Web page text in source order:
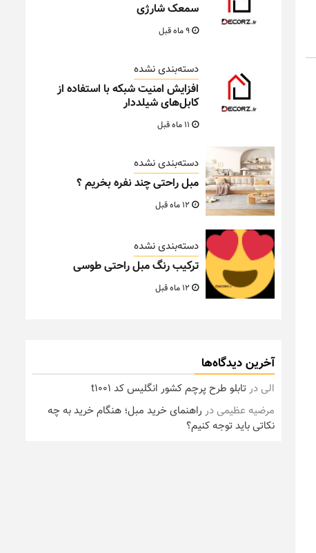
سمعک شارژی
دسته‌بندی نشده
افزایش امنیت شبکه با استفاده از
کابل‌های شیلددار
دسته‌بندی نشده
مبل راحتی چند نفره بخریم ؟
دسته‌بندی نشده
ترکیب رنگ مبل راحتی طوسی
آخرین دیدگاه‌ها
الیدرتابلو طرح پرچم کشور انگلیس کد t1001
مرضیه عظیمیدر راهنمای خرید مبل؛ هنگام خرید به چه
نکاتی باید توجه کنیم؟